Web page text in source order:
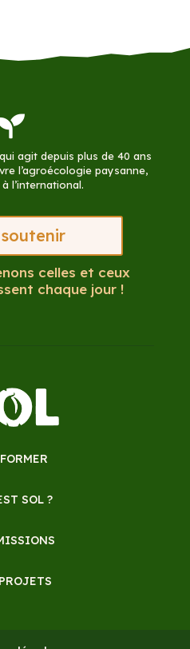
agit depuis plus de 40 ans
l’agroécologie paysanne,
l’international.
celles et ceux
chaque jour !
SOL ?